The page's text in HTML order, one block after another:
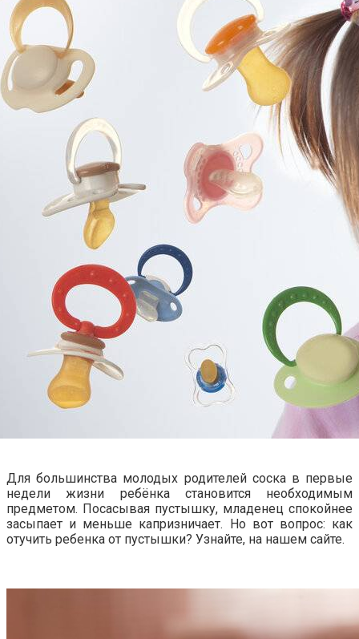
Для большинства молодых родителей соска в первые
недели жизни ребёнка становится необходимым
предметом. Посасывая пустышку, младенец спокойнее
засыпает и меньше капризничает. Но вот вопрос: как
отучить ребенка от пустышки? Узнайте, на нашем сайте.